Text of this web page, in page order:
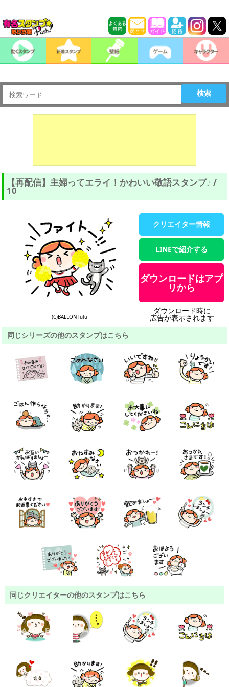
検索
【再配信】主婦ってエライ！かわいい敬語スタンプ♪ /
10
(C)BALLON lulu
クリエイター情報
LINEで紹介する
ダウンロードはアプ
リから
ダウンロード時に
広告が表示されます
同じシリーズの他のスタンプはこちら
同じクリエイターの他のスタンプはこちら